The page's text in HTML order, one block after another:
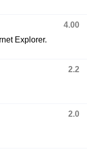
4.00
Explorer.
2.2
2.0